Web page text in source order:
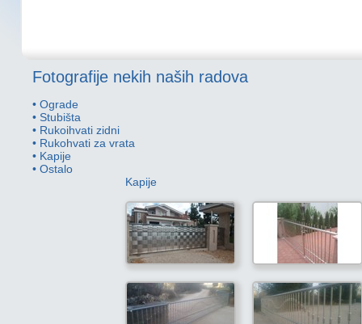
Fotografije nekih naših radova
• Ograde
• Stubišta
• Rukoihvati zidni
• Rukohvati za vrata
• Kapije
• Ostalo
Kapije